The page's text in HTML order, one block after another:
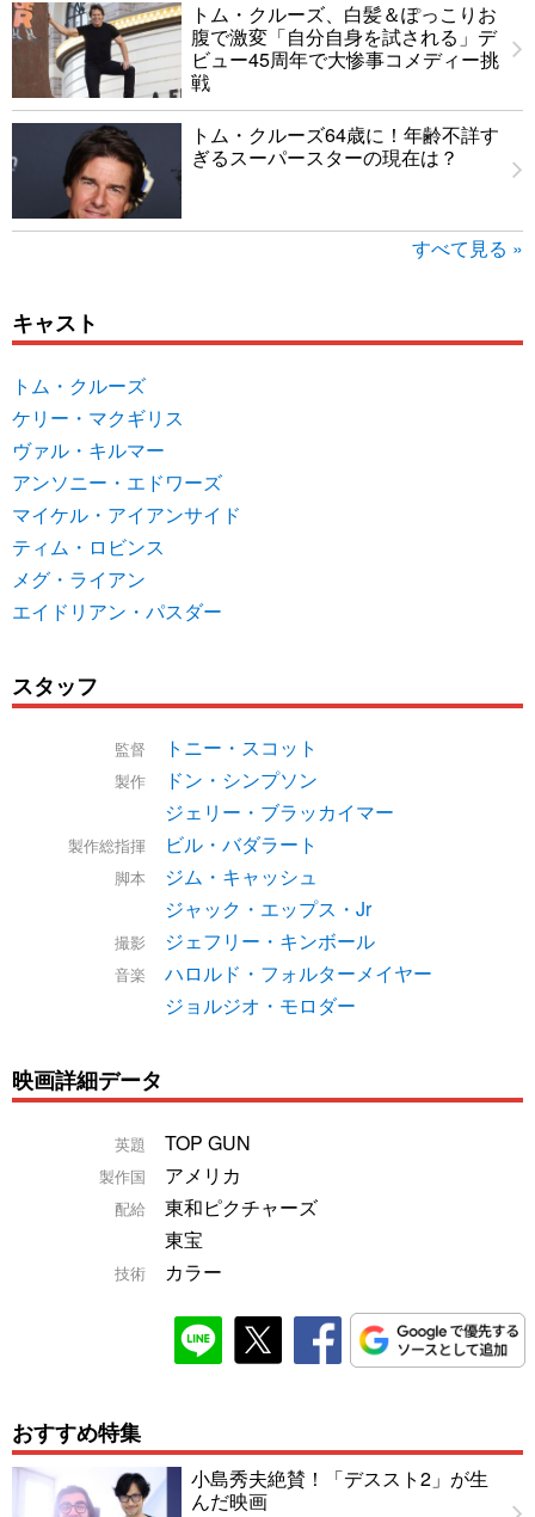
トム・クルーズ、白髪＆ぽっこりお
腹で激変「自分自身を試される」デ
ビュー45周年で大惨事コメディー挑
戦
トム・クルーズ64歳に！年齢不詳す
ぎるスーパースターの現在は？
すべて見る »
キャスト
トム・クルーズ
ケリー・マクギリス
ヴァル・キルマー
アンソニー・エドワーズ
マイケル・アイアンサイド
ティム・ロビンス
メグ・ライアン
エイドリアン・パスダー
スタッフ
監督 トニー・スコット
製作
ドン・シンプソン
ジェリー・ブラッカイマー
製作総指揮 ビル・バダラート
脚本
ジム・キャッシュ
ジャック・エップス・Jr
撮影 ジェフリー・キンボール
音楽
ハロルド・フォルターメイヤー
ジョルジオ・モロダー
映画詳細データ
英題 TOP GUN
製作国 アメリカ
配給
東和ピクチャーズ
東宝
技術 カラー
おすすめ特集
小島秀夫絶賛！「デススト2」が生
んだ映画